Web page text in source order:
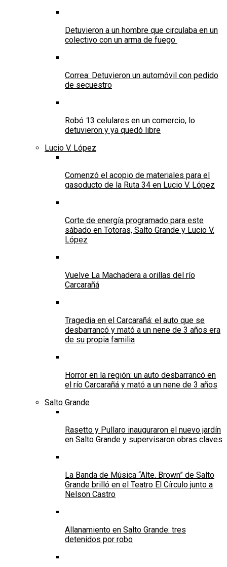
Detuvieron a un hombre que circulaba en un
colectivo con un arma de fuego
Correa: Detuvieron un automóvil con pedido
de secuestro
Robó 13 celulares en un comercio, lo
detuvieron y ya quedó libre
Lucio V. López
Comenzó el acopio de materiales para el
gasoducto de la Ruta 34 en Lucio V. López
Corte de energía programado para este
sábado en Totoras, Salto Grande y Lucio V.
López
Vuelve La Machadera a orillas del río
Carcarañá
Tragedia en el Carcarañá: el auto que se
desbarrancó y mató a un nene de 3 años era
de su propia familia
Horror en la región: un auto desbarrancó en
el río Carcarañá y mató a un nene de 3 años
Salto Grande
Rasetto y Pullaro inauguraron el nuevo jardín
en Salto Grande y supervisaron obras claves
La Banda de Música “Alte. Brown” de Salto
Grande brilló en el Teatro El Círculo junto a
Nelson Castro
Allanamiento en Salto Grande: tres
detenidos por robo